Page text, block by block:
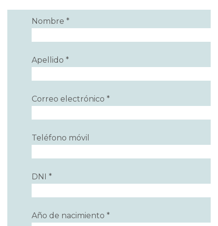
Nombre *
Apellido *
Correo electrónico *
Teléfono móvil
DNI *
Año de nacimiento *